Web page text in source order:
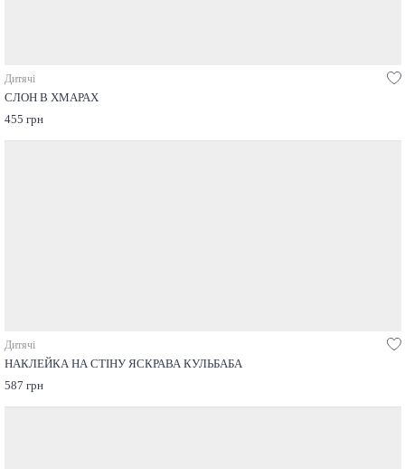
Дитячі
СЛОН В ХМАРАХ
455 грн
Дитячі
НАКЛЕЙКА НА СТІНУ ЯСКРАВА КУЛЬБАБА
587 грн